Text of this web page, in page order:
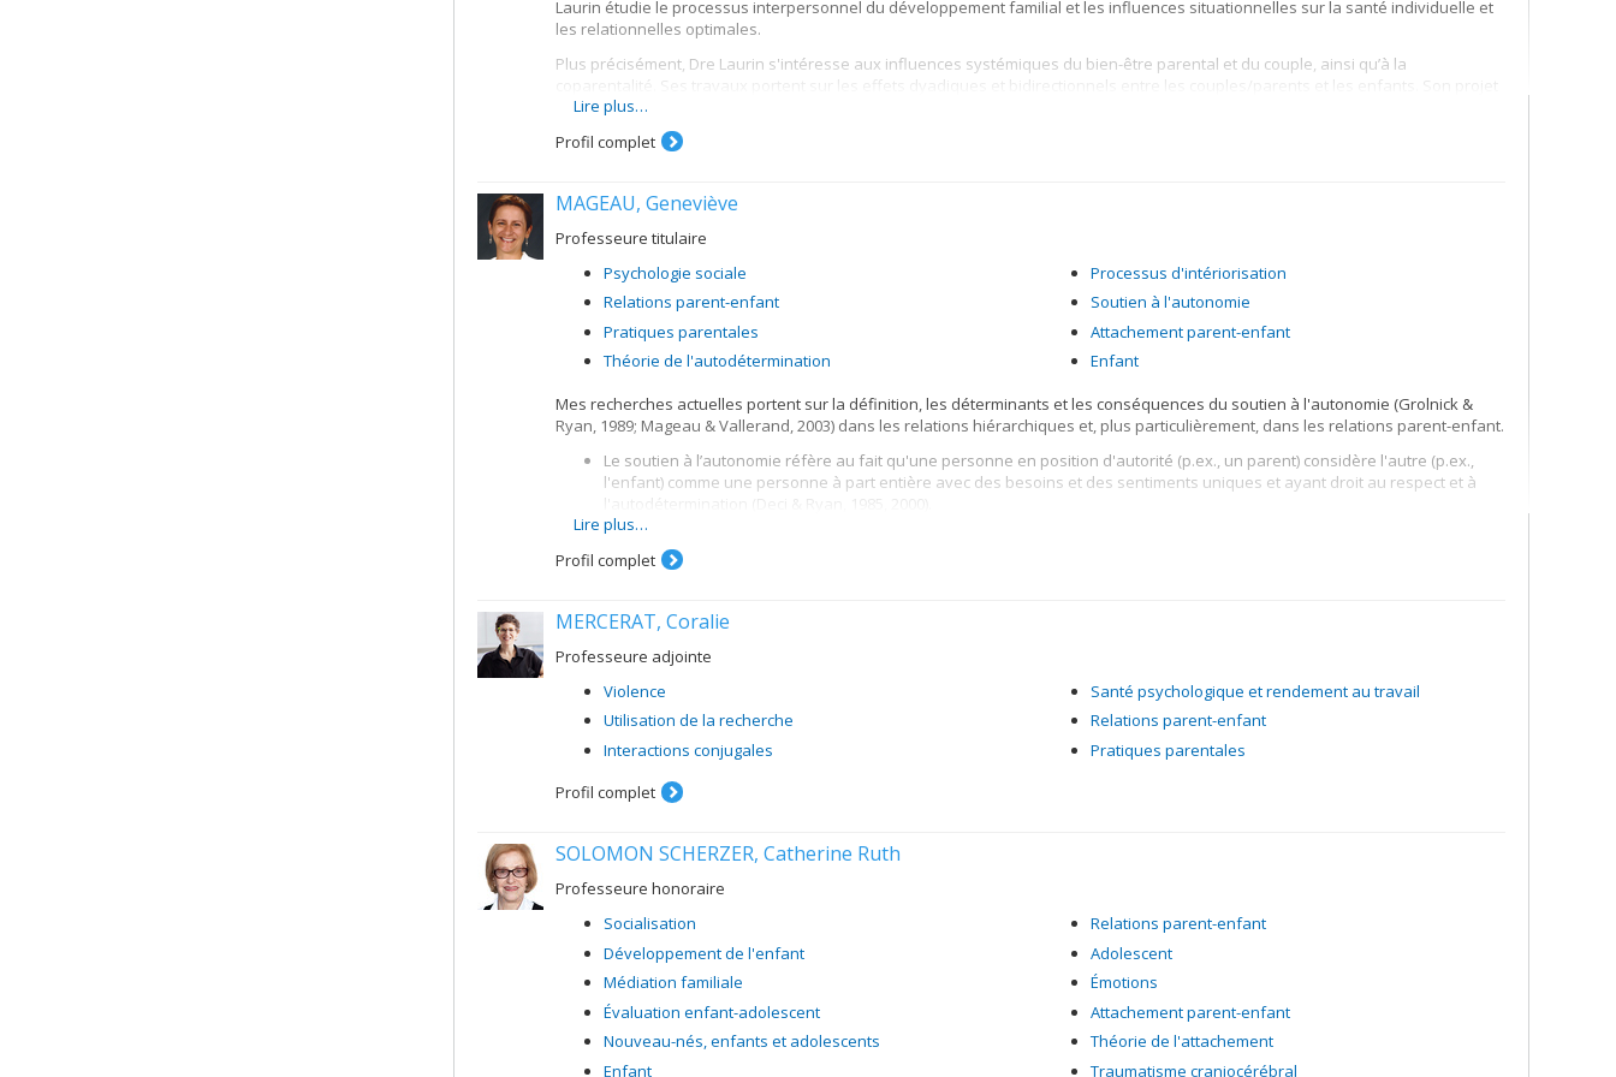
observationnelles, les études qualitatives et les méta-analyses. Je collabore avec des chercheuses et chercheurs de multiples
disciplines à travers le monde pour produire de la recherche ayant des applications concrètes. Je suis également dédiée au
partage des résultats de recherche avec la communauté grâce à des efforts de diffusion des connaissances auprès de la
communauté scientifique, des professionnelles et professionnels, des familles et du grand public.
Laurin étudie le processus interpersonnel du développement familial et les influences situationnelles sur la santé individuelle et
les relationnelles optimales.
Plus précisément, Dre Laurin s'intéresse aux influences systémiques du bien-être parental et du couple, ainsi qu’à la
coparentalité. Ses travaux portent sur les effets dyadiques et bidirectionnels entre les couples/parents et les enfants. Son projet
de recherche actuel examine de manière dyadique et longitudinale l’ajustement familial de familles primipares pendant et après
la fin d’un congé parental (RQAP).
Lire plus…
Profil complet
MAGEAU, Geneviève
Professeure titulaire
Psychologie sociale
Relations parent-enfant
Pratiques parentales
Théorie de l'autodétermination
Processus d'intériorisation
Soutien à l'autonomie
Attachement parent-enfant
Enfant
Mes recherches actuelles portent sur la définition, les déterminants et les conséquences du soutien à l'autonomie (Grolnick &
Ryan, 1989; Mageau & Vallerand, 2003) dans les relations hiérarchiques et, plus particulièrement, dans les relations parent-enfant.
Le soutien à l’autonomie réfère au fait qu'une personne en position d'autorité (p.ex., un parent) considère l'autre (p.ex.,
l'enfant) comme une personne à part entière avec des besoins et des sentiments uniques et ayant droit au respect et à
l'autodétermination (Deci & Ryan, 1985, 2000).
Le soutien à l'autonomie est souvent opérationnalisé à l'aide des comportements suivants: (1) reconnaître les sentiments
de l'autre, (2) expliquer les raisons derrière les demandes et les règlements et (3) offrir des opportunités de choix et de
prise d'initiatives (Grolnick, Frodi, & Bridges, 1984; Koestner, Ryan, Bernieri, & Holt, 1984).
Je m'intéresse aussi aux autres dimensions interpersonnelles clés (c'est-à-dire l'affiliation et l'encadrement) et à la façon dont
elles se combinent au soutien à l'autonomie afin de faciliter le fonctionnement optimal.
Finalement, je suis co-directrice du projet de recherche Nos Enfants, dont le but est d'évaluer les effets de l'atelier pour parents
"How to talk so kids will listen & how to listen so kids will talk". Cet atelier enseigne aux parents comment offrir un encadrement
clair et constant aux enfants, tout en soutenant leur autonomie et en maintenant une relation chaleureuse avec eux.
Lire plus…
Profil complet
MERCERAT, Coralie
Professeure adjointe
Violence
Utilisation de la recherche
Interactions conjugales
Santé psychologique et rendement au travail
Relations parent-enfant
Pratiques parentales
Profil complet
SOLOMON SCHERZER, Catherine Ruth
Professeure honoraire
Socialisation
Développement de l'enfant
Médiation familiale
Évaluation enfant-adolescent
Nouveau-nés, enfants et adolescents
Enfant
Relations parent-enfant
Adolescent
Émotions
Attachement parent-enfant
Théorie de l'attachement
Traumatisme craniocérébral